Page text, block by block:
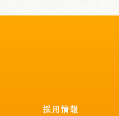
採用情報